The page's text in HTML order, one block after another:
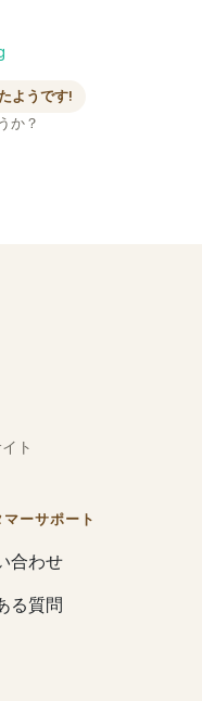
ようです!
か？
ト
マーサポート
合わせ
る質問